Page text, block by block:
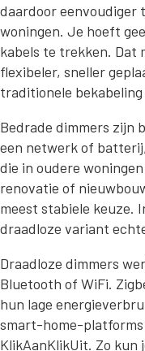
daardoor eenvoudiger
woningen. Je hoeft
kabels te trekken. Dat
flexibeler, sneller
traditionele
Bedrade dimmers zijn
een netwerk of
die in oudere
renovatie of
meest stabiele keuze.
draadloze variant
Draadloze dimmers
Bluetooth of WiFi.
hun lage
smart-home-platforms
KlikAanKlikUit. Zo kun